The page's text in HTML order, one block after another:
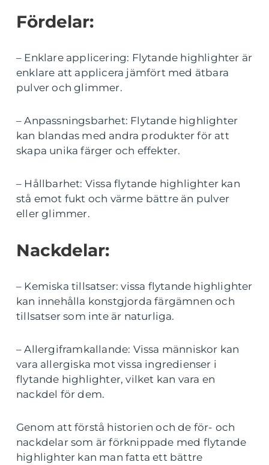
Fördelar:
– Enklare applicering: Flytande highlighter är
enklare att applicera jämfört med ätbara
pulver och glimmer.
– Anpassningsbarhet: Flytande highlighter
kan blandas med andra produkter för att
skapa unika färger och effekter.
– Hållbarhet: Vissa flytande highlighter kan
stå emot fukt och värme bättre än pulver
eller glimmer.
Nackdelar:
– Kemiska tillsatser: vissa flytande highlighter
kan innehålla konstgjorda färgämnen och
tillsatser som inte är naturliga.
– Allergiframkallande: Vissa människor kan
vara allergiska mot vissa ingredienser i
flytande highlighter, vilket kan vara en
nackdel för dem.
Genom att förstå historien och de för- och
nackdelar som är förknippade med flytande
highlighter kan man fatta ett bättre